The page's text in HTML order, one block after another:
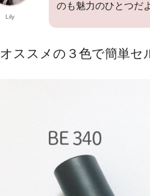
Lily
のも魅力のひとつだ
オススメの３色で簡単